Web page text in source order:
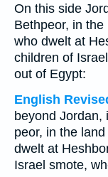
On this side
Bethpeor, in
who dwelt at
children of
out of Egypt:
English
beyond Jordan,
peor, in the
dwelt at
Israel smote,